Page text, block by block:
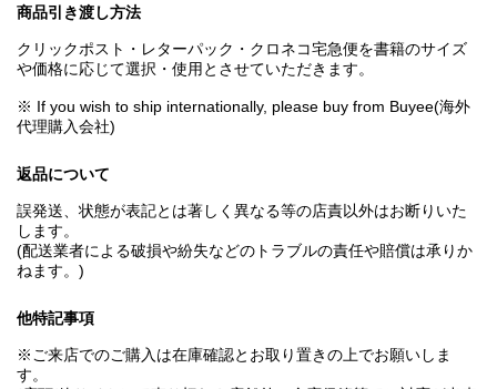
商品引き渡し方法
クリックポスト・レターパック・クロネコ宅急便を書籍のサイズ
や価格に応じて選択・使用とさせていただきます。
※ If you wish to ship internationally, please buy from Buyee(海外
代理購入会社)
返品について
誤発送、状態が表記とは著しく異なる等の店責以外はお断りいた
します。
(配送業者による破損や紛失などのトラブルの責任や賠償は承りか
ねます。)
他特記事項
※ご来店でのご購入は在庫確認とお取り置きの上でお願いしま
す。